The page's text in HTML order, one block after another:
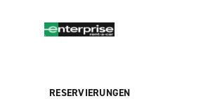
RESERVIERUNGEN